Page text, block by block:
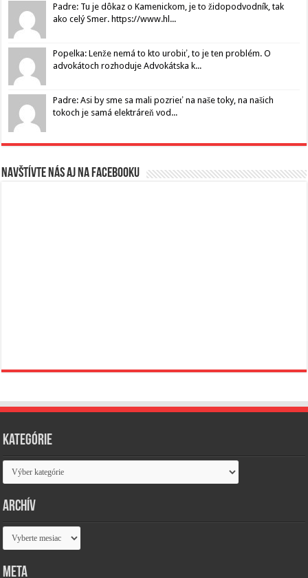
Padre: Tu je dôkaz o Kamenickom, je to židopodvodník, tak
ako celý Smer. https://www.hl...
Popelka: Lenže nemá to kto urobiť, to je ten problém. O
advokátoch rozhoduje Advokátska k...
Padre: Asi by sme sa mali pozrieť na naše toky, na našich
tokoch je samá elektráreň vod...
Navštívte nás aj na Facebooku
Kategórie
Kategórie
Archív
Archív
Meta